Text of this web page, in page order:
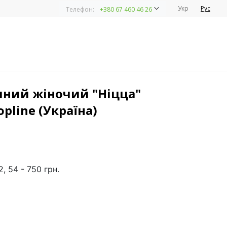
Телефон: +380 67 460 46 26 Укр Рус
жіночий "Ніцца"
(Україна)
54 - 750 грн.